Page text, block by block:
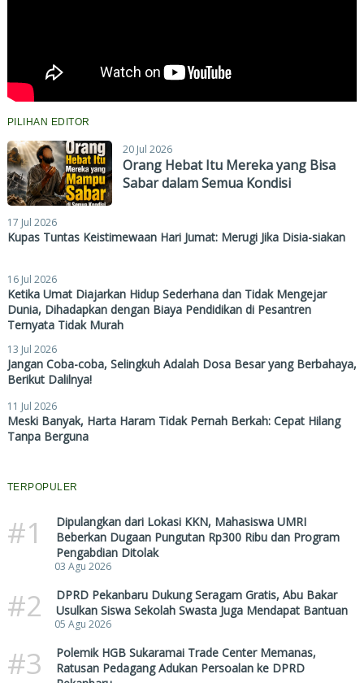
PILIHAN EDITOR
20 Jul 2026
Orang Hebat Itu Mereka yang Bisa
Sabar dalam Semua Kondisi
17 Jul 2026
Kupas Tuntas Keistimewaan Hari Jumat: Merugi Jika Disia-siakan
16 Jul 2026
Ketika Umat Diajarkan Hidup Sederhana dan Tidak Mengejar
Dunia, Dihadapkan dengan Biaya Pendidikan di Pesantren
Ternyata Tidak Murah
13 Jul 2026
Jangan Coba-coba, Selingkuh Adalah Dosa Besar yang Berbahaya,
Berikut Dalilnya!
11 Jul 2026
Meski Banyak, Harta Haram Tidak Pernah Berkah: Cepat Hilang
Tanpa Berguna
TERPOPULER
#1
Dipulangkan dari Lokasi KKN, Mahasiswa UMRI
Beberkan Dugaan Pungutan Rp300 Ribu dan Program
Pengabdian Ditolak
03 Agu 2026
#2
DPRD Pekanbaru Dukung Seragam Gratis, Abu Bakar
Usulkan Siswa Sekolah Swasta Juga Mendapat Bantuan
05 Agu 2026
#3
Polemik HGB Sukaramai Trade Center Memanas,
Ratusan Pedagang Adukan Persoalan ke DPRD